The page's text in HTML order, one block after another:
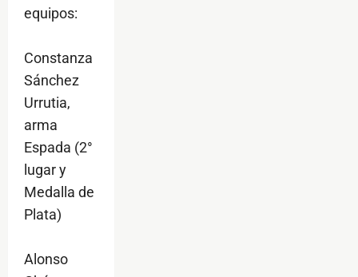
equipos:
Constanza
Sánchez
Urrutia,
arma
Espada (2°
lugar y
Medalla de
Plata)
Alonso